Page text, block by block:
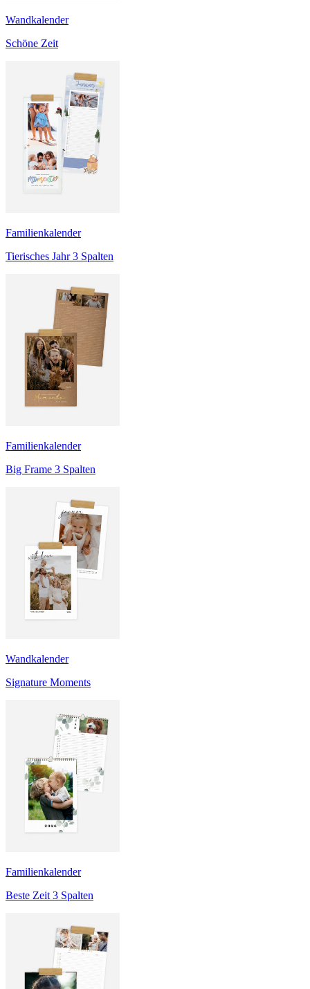
Wandkalender
Schöne Zeit
Familienkalender
Tierisches Jahr 3 Spalten
Familienkalender
Big Frame 3 Spalten
Wandkalender
Signature Moments
Familienkalender
Beste Zeit 3 Spalten